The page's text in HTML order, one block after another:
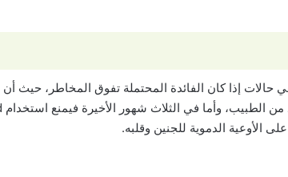
حالات إذا كان الفائدة المحتملة تفوق المخاطر، حيث
الأوعية الدموية للجنين وقلبه.